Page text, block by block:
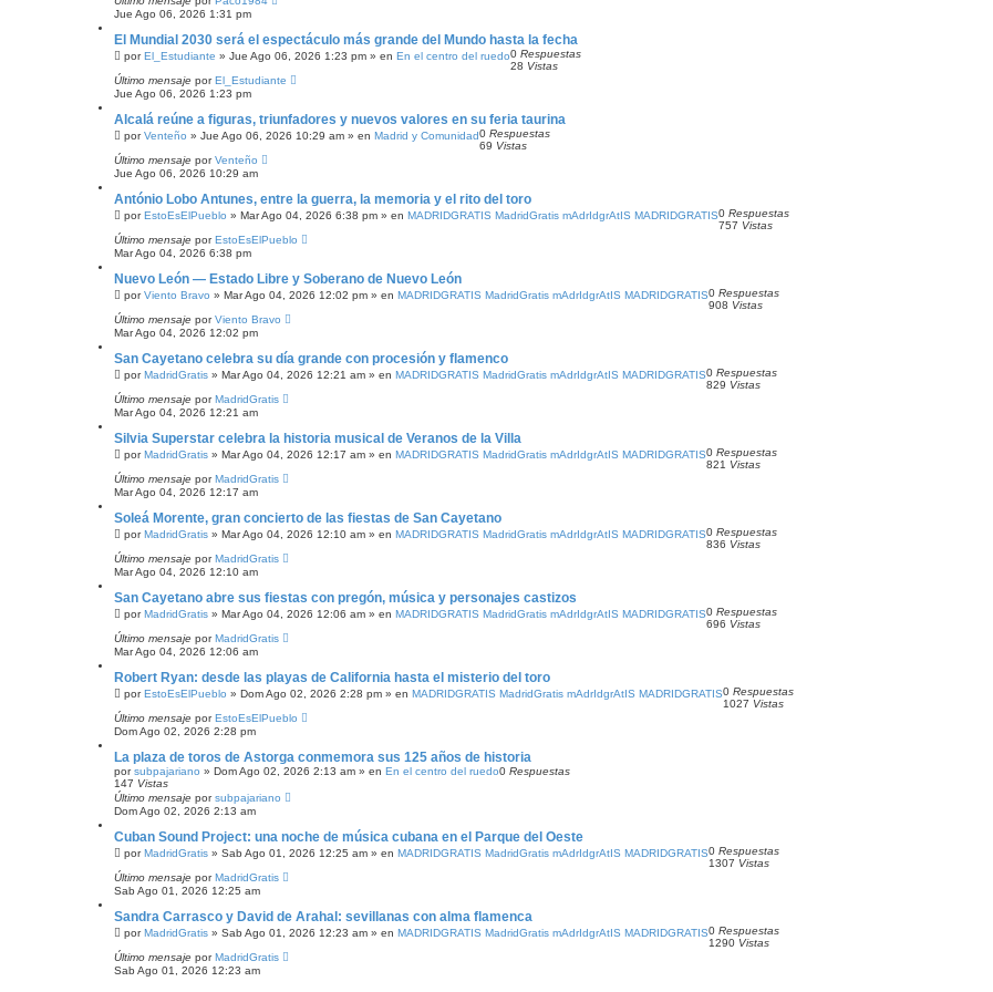
Jue Ago 06, 2026 1:31 pm
El Mundial 2030 será el espectáculo más grande del Mundo hasta la fecha
porEl_Estudiante » Jue Ago 06, 2026 1:23 pm » en En el centro del ruedo0 Respuestas
28 Vistas
Último mensaje porEl_Estudiante
Jue Ago 06, 2026 1:23 pm
Alcalá reúne a figuras, triunfadores y nuevos valores en su feria taurina
porVenteño » Jue Ago 06, 2026 10:29 am » en Madrid y Comunidad0 Respuestas
69 Vistas
Último mensaje porVenteño
Jue Ago 06, 2026 10:29 am
António Lobo Antunes, entre la guerra, la memoria y el rito del toro
porEstoEsElPueblo » Mar Ago 04, 2026 6:38 pm » en MADRIDGRATIS MadridGratis mAdrIdgrAtIS MADRIDGRATIS0 Respuestas
757 Vistas
Último mensaje porEstoEsElPueblo
Mar Ago 04, 2026 6:38 pm
Nuevo León — Estado Libre y Soberano de Nuevo León
porViento Bravo » Mar Ago 04, 2026 12:02 pm » en MADRIDGRATIS MadridGratis mAdrIdgrAtIS MADRIDGRATIS0 Respuestas
908 Vistas
Último mensaje porViento Bravo
Mar Ago 04, 2026 12:02 pm
San Cayetano celebra su día grande con procesión y flamenco
porMadridGratis » Mar Ago 04, 2026 12:21 am » en MADRIDGRATIS MadridGratis mAdrIdgrAtIS MADRIDGRATIS0 Respuestas
829 Vistas
Último mensaje porMadridGratis
Mar Ago 04, 2026 12:21 am
Silvia Superstar celebra la historia musical de Veranos de la Villa
porMadridGratis » Mar Ago 04, 2026 12:17 am » en MADRIDGRATIS MadridGratis mAdrIdgrAtIS MADRIDGRATIS0 Respuestas
821 Vistas
Último mensaje porMadridGratis
Mar Ago 04, 2026 12:17 am
Soleá Morente, gran concierto de las fiestas de San Cayetano
porMadridGratis » Mar Ago 04, 2026 12:10 am » en MADRIDGRATIS MadridGratis mAdrIdgrAtIS MADRIDGRATIS0 Respuestas
836 Vistas
Último mensaje porMadridGratis
Mar Ago 04, 2026 12:10 am
San Cayetano abre sus fiestas con pregón, música y personajes castizos
porMadridGratis » Mar Ago 04, 2026 12:06 am » en MADRIDGRATIS MadridGratis mAdrIdgrAtIS MADRIDGRATIS0 Respuestas
696 Vistas
Último mensaje porMadridGratis
Mar Ago 04, 2026 12:06 am
Robert Ryan: desde las playas de California hasta el misterio del toro
porEstoEsElPueblo » Dom Ago 02, 2026 2:28 pm » en MADRIDGRATIS MadridGratis mAdrIdgrAtIS MADRIDGRATIS0 Respuestas
1027 Vistas
Último mensaje porEstoEsElPueblo
Dom Ago 02, 2026 2:28 pm
La plaza de toros de Astorga conmemora sus 125 años de historia
porsubpajariano » Dom Ago 02, 2026 2:13 am » en En el centro del ruedo0 Respuestas
147 Vistas
Último mensaje porsubpajariano
Dom Ago 02, 2026 2:13 am
Cuban Sound Project: una noche de música cubana en el Parque del Oeste
porMadridGratis » Sab Ago 01, 2026 12:25 am » en MADRIDGRATIS MadridGratis mAdrIdgrAtIS MADRIDGRATIS0 Respuestas
1307 Vistas
Último mensaje porMadridGratis
Sab Ago 01, 2026 12:25 am
Sandra Carrasco y David de Arahal: sevillanas con alma flamenca
porMadridGratis » Sab Ago 01, 2026 12:23 am » en MADRIDGRATIS MadridGratis mAdrIdgrAtIS MADRIDGRATIS0 Respuestas
1290 Vistas
Último mensaje porMadridGratis
Sab Ago 01, 2026 12:23 am